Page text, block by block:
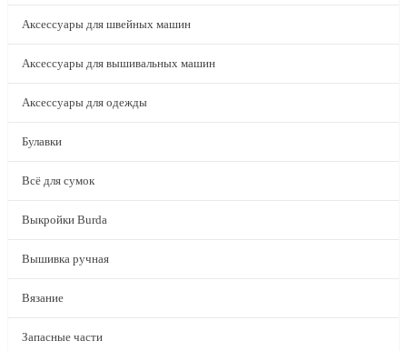
Аксессуары для швейных машин
Аксессуары для вышивальных машин
Аксессуары для одежды
Булавки
Всё для сумок
Выкройки Burda
Вышивка ручная
Вязание
Запасные части